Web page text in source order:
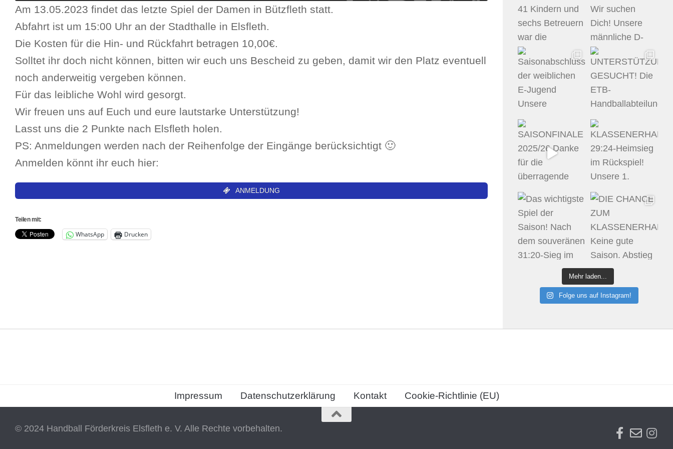
Am 13.05.2023 findet das letzte Spiel der Damen in Bützfleth statt.
Abfahrt ist um 15:00 Uhr an der Stadthalle in Elsfleth.
Die Kosten für die Hin- und Rückfahrt betragen 10,00€.
Solltet ihr doch nicht können, bitten wir euch uns Bescheid zu geben, damit wir den Platz eventuell
noch anderweitig vergeben können.
Für das leibliche Wohl wird gesorgt.
Wir freuen uns auf Euch und eure lautstarke Unterstützung!
Lasst uns die 2 Punkte nach Elsfleth holen.
PS: Anmeldungen werden nach der Reihenfolge der Eingänge berücksichtigt 🙂
Anmelden könnt ihr euch hier:
ANMELDUNG
Teilen mit:
WhatsApp Drucken
Mehr laden...
Folge uns auf Instagram!
Impressum Datenschutzerklärung Kontakt Cookie-Richtlinie (EU)
© 2024 Handball Förderkreis Elsfleth e. V. Alle Rechte vorbehalten.